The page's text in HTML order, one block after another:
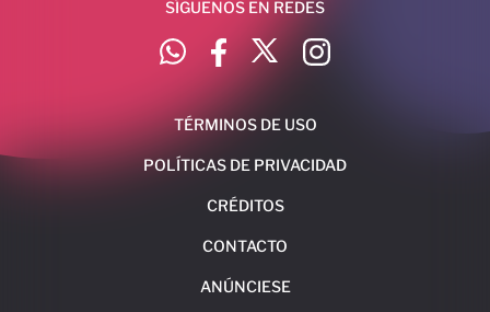
SÍGUENOS EN REDES
TÉRMINOS DE USO
POLÍTICAS DE PRIVACIDAD
CRÉDITOS
CONTACTO
ANÚNCIESE